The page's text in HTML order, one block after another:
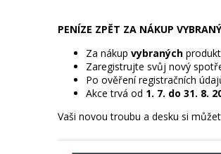
PENÍZE ZPĚT ZA NÁKUP
Za nákup vybraných
Zaregistrujte svůj nový
Po ověření registračních
Akce trvá od 1. 7. do 31. 8.
Vaši novou troubu a desku si